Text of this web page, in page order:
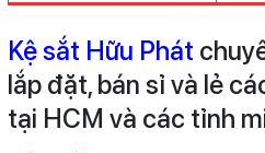
Kệ sắt Hữu Phát
lắp đặt, bán sỉ và lẻ
tại HCM và các tỉnh